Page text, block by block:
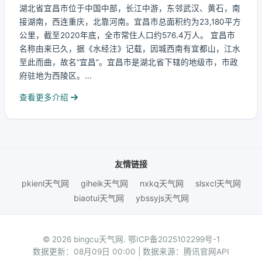
湖北省宜昌市位于中国中部，长江中游，东邻武汉、黄石，南
接湖南，西连重庆，北靠河南。宜昌市总面积约为23,180平方
公里，截至2020年底，全市常住人口约576.4万人。 宜昌市
名称由来已久，据《水经注》记载，因城西南有宜都山，江水
至此而曲，故名“宜昌”。宜昌市是湖北省下辖的地级市，市政
府驻地为西陵区。...
查看更多介绍
友情链接
pkienl天气网
giheik天气网 nxkq天气网
slsxcl天气网
biaotui天气网
ybssyjs天气网
© 2026 bingcu天气网. 鄂ICP备2025102299号-1
数据更新：08月09日 00:00 | 数据来源：腾讯官网API